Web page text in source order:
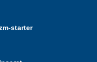
starter